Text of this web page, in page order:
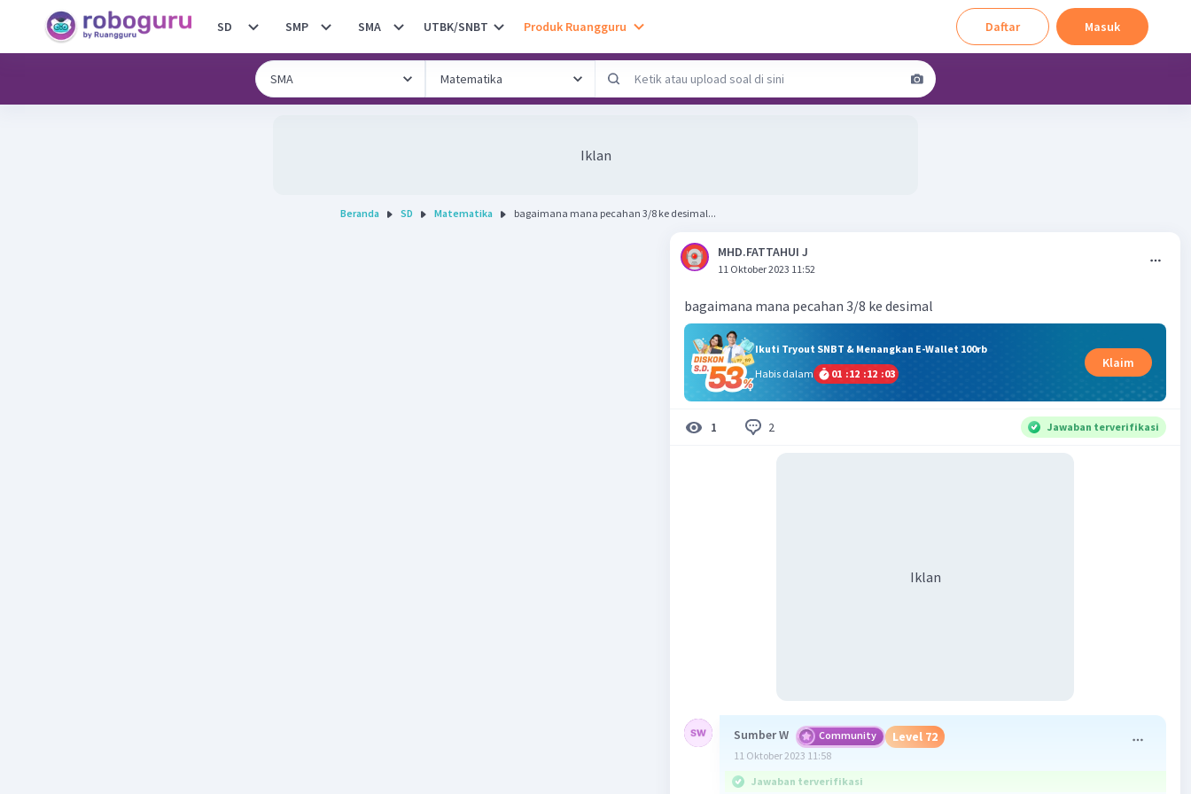
SD SMP SMA UTBK/SNBT Produk Ruangguru Daftar Masuk
Iklan
Beranda SD Matematika bagaimana mana pecahan 3/8 ke desimal...
MHD.FATTAHUI J
11 Oktober 2023 11:52
bagaimana mana pecahan 3/8 ke desimal
Ikuti Tryout SNBT & Menangkan E-Wallet 100rb
Habis dalam
01 :12 :12 :03
Klaim
1 2 Jawaban terverifikasi
Iklan
Sumber W Community Level 72
11 Oktober 2023 11:58
Jawaban terverifikasi